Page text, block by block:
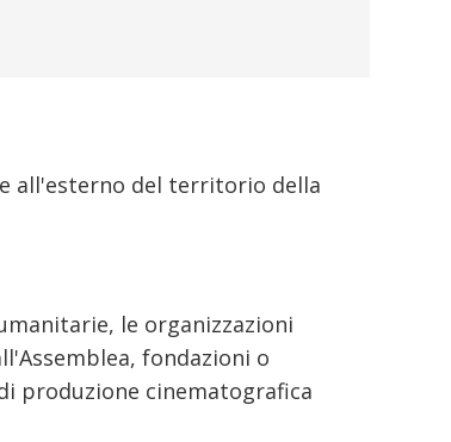
all'esterno del territorio della
le organizzazioni
fondazioni o
produzione cinematografica